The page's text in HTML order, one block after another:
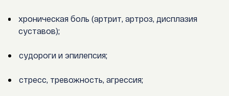
хроническая боль (артрит, артроз, дисплазия
суставов);
судороги и эпилепсия;
стресс, тревожность, агрессия;